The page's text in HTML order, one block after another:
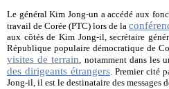
Le général Kim Jong-un a accédé aux
travail de Corée (PTC) lors de la
aux côtés de Kim Jong-il, secrétaire
République populaire démocratique de
visites de terrain, notamment dans les
des dirigeants étrangers. Premier cité
Jong-il, il est le destinataire des messages